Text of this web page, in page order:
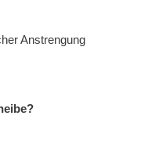
Anstrengung